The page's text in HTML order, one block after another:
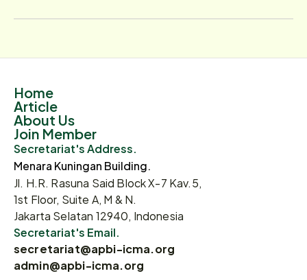
Home
Article
About Us
Join Member
Secretariat's Address.
Menara Kuningan Building.
Jl. H.R. Rasuna Said Block X-7 Kav.5,
1st Floor, Suite A, M & N.
Jakarta Selatan 12940, Indonesia
Secretariat's Email.
secretariat@apbi-icma.org
admin@apbi-icma.org